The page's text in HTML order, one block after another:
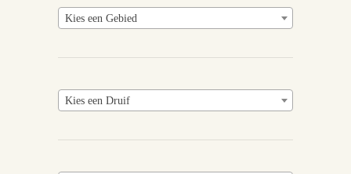
Kies een Gebied
Kies een Druif